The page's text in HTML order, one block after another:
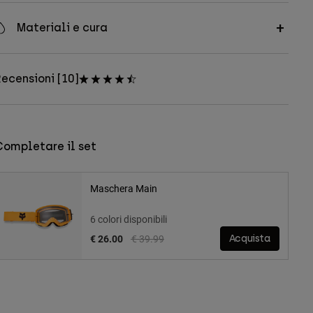
Materiali e cura
[10]
il set
Maschera Main
6 colori disponibili
Price reduced from
€ 39.99to
€ 26.00 Acquista